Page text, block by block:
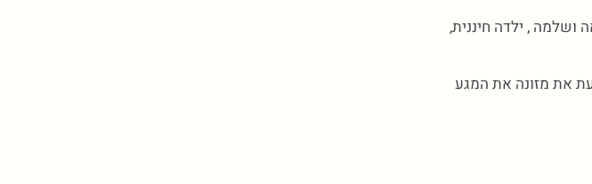
ושלמה , ילדה חיננית,
את מזונה את המגע